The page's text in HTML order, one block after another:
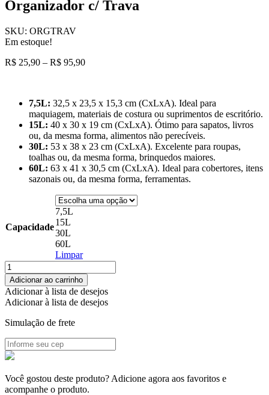
Organizador c/ Trava
SKU: ORGTRAV
Em estoque!
R$ 25,90 – R$ 95,90Faixa
através
R$ 95,90
7,5L: 32,5 x 23,5 x 15,3 cm (CxLxA). Ideal para
maquiagem, materiais de costura ou suprimentos de escritório.
15L: 40 x 30 x 19 cm (CxLxA). Ótimo para sapatos, livros
ou, da mesma forma, alimentos não perecíveis.
30L: 53 x 38 x 23 cm (CxLxA). Excelente para roupas,
toalhas ou, da mesma forma, brinquedos maiores.
60L: 63 x 41 x 30,5 cm (CxLxA). Ideal para cobertores, itens
sazonais ou, da mesma forma, ferramentas.
Capacidade
7,5L
15L
30L
60L
Limpar
Organizador
c/
Trava
quantidade
Adicionar ao carrinho
Adicionar à lista de desejos
Adicionar à lista de desejos
Simulação de frete
Você gostou deste produto? Adicione agora aos favoritos e
acompanhe o produto.